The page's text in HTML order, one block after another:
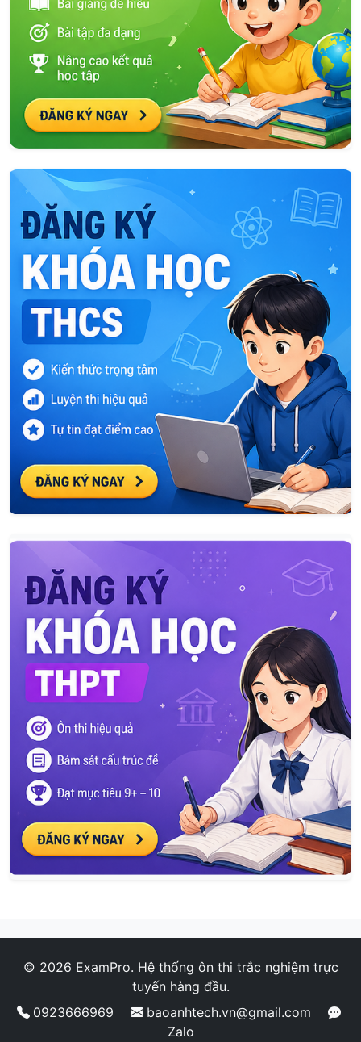
© 2026 ExamPro. Hệ thống ôn thi trắc nghiệm trực
tuyến hàng đầu.
0923666969
baoanhtech.vn@gmail.com
Zalo